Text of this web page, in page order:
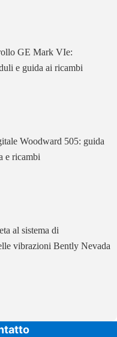
GE Mark VIe:
e guida ai ricambi
Woodward 505: guida
e ricambi
al sistema di
vibrazioni Bently Nevada